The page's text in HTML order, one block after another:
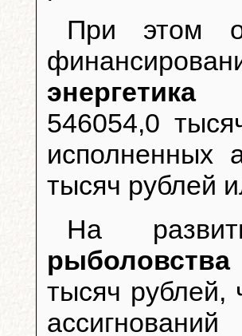
При этом
энергетика
546054,0
исполненных
тысяч рублей
На
рыболовства
тысяч рублей,